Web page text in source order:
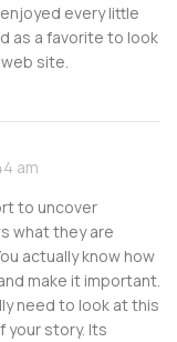
every little
as a favorite to look
site.
am
to uncover
what they are
actually know how
make it important.
need to look at this
your story. Its